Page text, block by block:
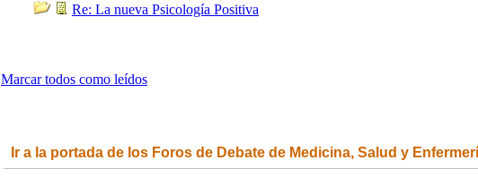
Re: La nueva Psicología Positiva
Marcar todos como leídos
Ir a la portada de los Foros de Debate de Medicina, Salud y